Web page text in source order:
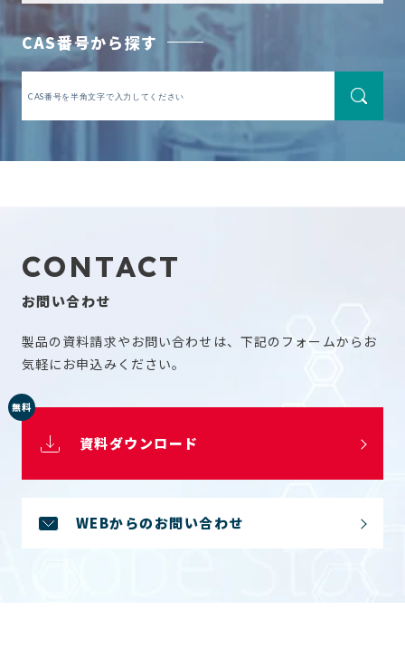
CAS番号から探す
CONTACT
お問い合わせ
製品の資料請求やお問い合わせは、下記のフォームからお
気軽にお申込みください。
資料ダウンロード
無料
WEBからのお問い合わせ